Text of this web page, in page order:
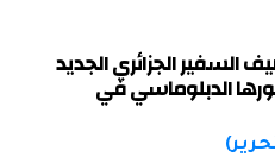
الجزائري الجديد
الدبلوماسي في